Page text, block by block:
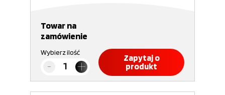
Towar na
zamówienie
Wybierz ilość
Zapytaj o
produkt